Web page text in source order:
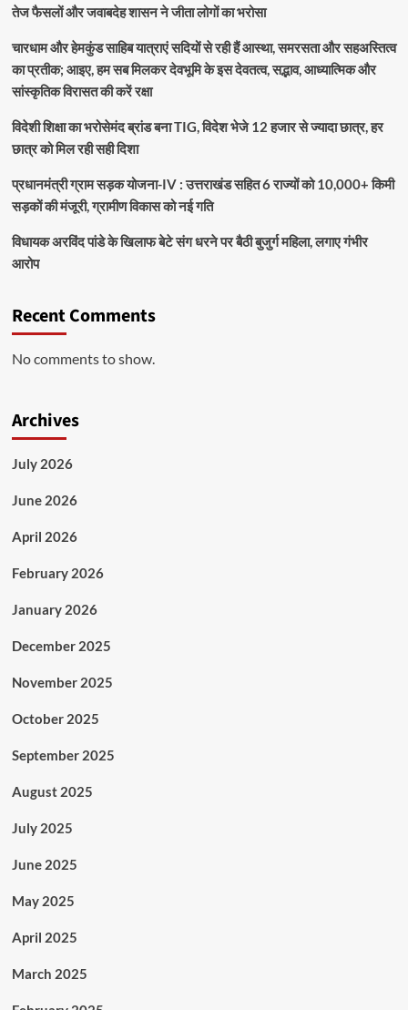
तेज फैसलों और जवाबदेह शासन ने जीता लोगों का भरोसा
चारधाम और हेमकुंड साहिब यात्राएं सदियों से रही हैं आस्था, समरसता और सहअस्तित्व
का प्रतीक; आइए, हम सब मिलकर देवभूमि के इस देवतत्व, सद्भाव, आध्यात्मिक और
सांस्कृतिक विरासत की करें रक्षा
विदेशी शिक्षा का भरोसेमंद ब्रांड बना TIG, विदेश भेजे 12 हजार से ज्यादा छात्र, हर
छात्र को मिल रही सही दिशा
प्रधानमंत्री ग्राम सड़क योजना-IV : उत्तराखंड सहित 6 राज्यों को 10,000+ किमी
सड़कों की मंजूरी, ग्रामीण विकास को नई गति
विधायक अरविंद पांडे के खिलाफ बेटे संग धरने पर बैठी बुजुर्ग महिला, लगाए गंभीर
आरोप
Recent Comments
No comments to show.
Archives
July 2026
June 2026
April 2026
February 2026
January 2026
December 2025
November 2025
October 2025
September 2025
August 2025
July 2025
June 2025
May 2025
April 2025
March 2025